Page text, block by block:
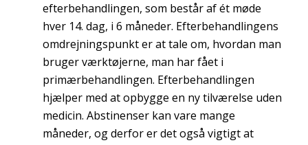
efterbehandlingen, som består af ét møde
hver 14. dag, i 6 måneder. Efterbehandlingens
omdrejningspunkt er at tale om, hvordan man
bruger værktøjerne, man har fået i
primærbehandlingen. Efterbehandlingen
hjælper med at opbygge en ny tilværelse uden
medicin. Abstinenser kan vare mange
måneder, og derfor er det også vigtigt at